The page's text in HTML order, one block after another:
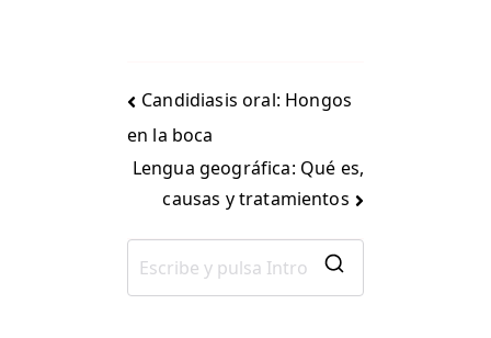
Candidiasis oral: Hongos
en la boca
Lengua geográfica: Qué es,
causas y tratamientos